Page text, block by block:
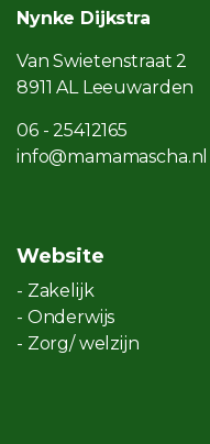
Nynke Dijkstra
Van Swietenstraat 2
8911 AL Leeuwarden
06 - 25412165
info@mamamascha.nl
Website
- Zakelijk
- Onderwijs
- Zorg/ welzijn